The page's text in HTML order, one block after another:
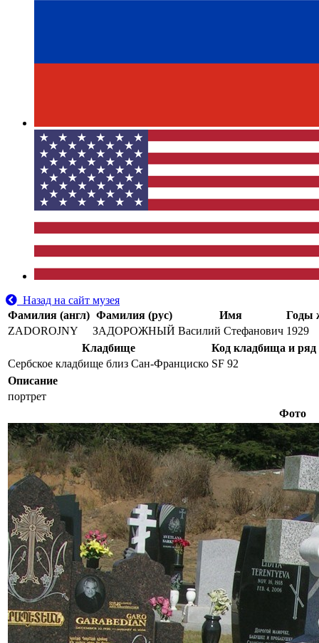
Назад на сайт музея
Фамилия (англ) Фамилия (рус) Имя
Годы
ZADOROJNY
ЗАДОРОЖНЫЙ Василий Стефанович 1929
Кладбище
Код кладбища и ряд
Сербское кладбище близ Сан-Франциско SF 92
Описание
портрет
Фото